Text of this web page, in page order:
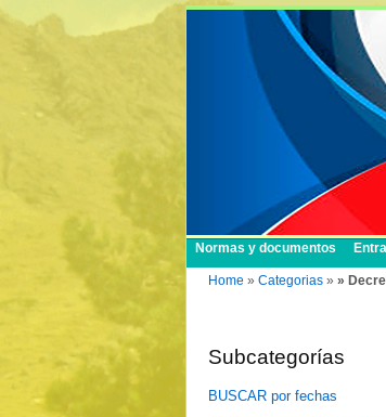
Normas y documentos
Home » Categorias » »
Subcategorías
BUSCAR por fechas